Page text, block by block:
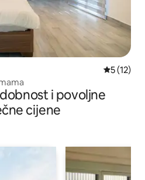
Prosječna
5 (12)
i povoljne
cijene